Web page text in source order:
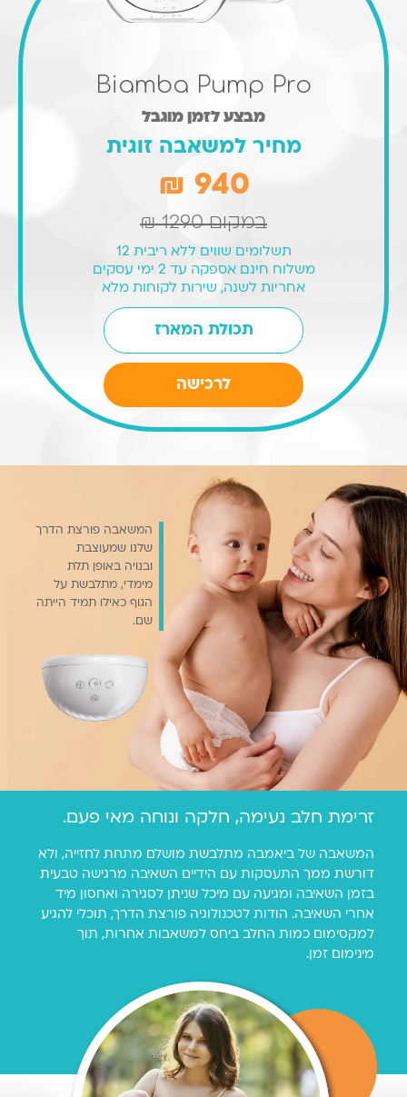
Biamba Pump Pro
מבצע לזמן מוגבל
מחיר למשאבה זוגית
940 ₪
במקום1290 ₪
תשלומים שווים ללא ריבית 12
משלוח חינם אספקה עד 2 ימי עסקים
אחריות לשנה, שירות לקוחות מלא
תכולת המארז
המחיר
המקורי
היה:
₪1,290.
המחיר
הנוכחי
הוא:
₪940.
לרכישה
המשאבה פורצת הדרך
שלנו שמעוצבת
ובנויה באופן תלת
מימדי, מתלבשת על
הגוף כאילו תמיד הייתה
שם.
זרימת חלב נעימה, חלקה ונוחה מאי פעם.
המשאבה של ביאמבה מתלבשת מושלם מתחת לחזייה, ולא
דורשת ממך התעסקות עם הידיים השאיבה מרגישה טבעית
בזמן השאיבה ומגיעה עם מיכל שניתן לסגירה ואחסון מיד
אחרי השאיבה. הודות לטכנולוגיה פורצת הדרך, תוכלי להגיע
למקסימום כמות החלב ביחס למשאבות אחרות, תוך
מינימום זמן.